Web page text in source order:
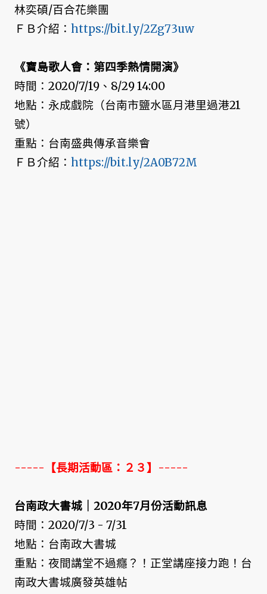
林奕碩/百合花樂團
ＦＢ介紹： https://bit.ly/2Zg73uw
《寶島歌人會：第四季熱情開演》
時間：2020/7/19、8/29 14:00
地點：永成戲院（台南市鹽水區月港里過港21
號）
重點：台南盛典傳承音樂會
ＦＢ介紹： https://bit.ly/2A0B72M
-----【長期活動區：２３】-----
台南政大書城｜2020年7月份活動訊息
時間：2020/7/3 - 7/31
地點：台南政大書城
重點：夜間講堂不過癮？！正堂講座接力跑！台
南政大書城廣發英雄帖